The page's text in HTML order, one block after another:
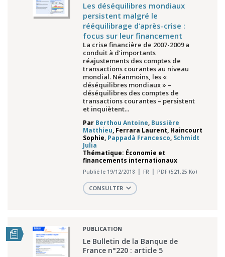
Les déséquilibres mondiaux
persistent malgré le
rééquilibrage d’après-crise :
focus sur leur financement
La crise financière de 2007-2009 a
conduit à d’importants
réajustements des comptes de
transactions courantes au niveau
mondial. Néanmoins, les «
déséquilibres mondiaux » –
déséquilibres des comptes de
transactions courantes – persistent
et inquiètent...
Par Berthou Antoine, Bussière
Matthieu, Ferrara Laurent, Haincourt
Sophie, Pappadà Francesco, Schmidt
Julia
Thématique: Économie et
financements internationaux
Publié le 19/12/2018 FR PDF (521.25 Ko)
CONSULTER
PUBLICATION
Le Bulletin de la Banque de
France n°220 : article 5